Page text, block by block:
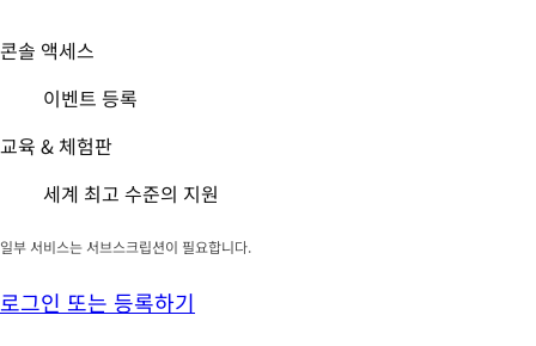
콘솔 액세스
이벤트 등록
교육 & 체험판
세계 최고 수준의 지원
일부 서비스는 서브스크립션이 필요합니다.
로그인 또는 등록하기